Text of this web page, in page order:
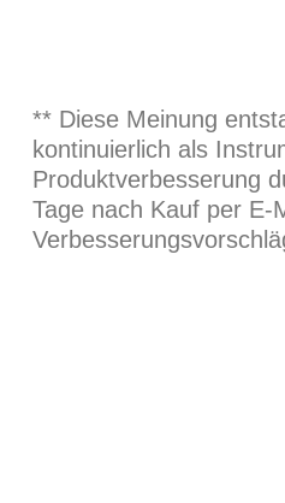
** Diese Meinung
kontinuierlich als
Produktverbesserung
Tage nach Kauf per E-